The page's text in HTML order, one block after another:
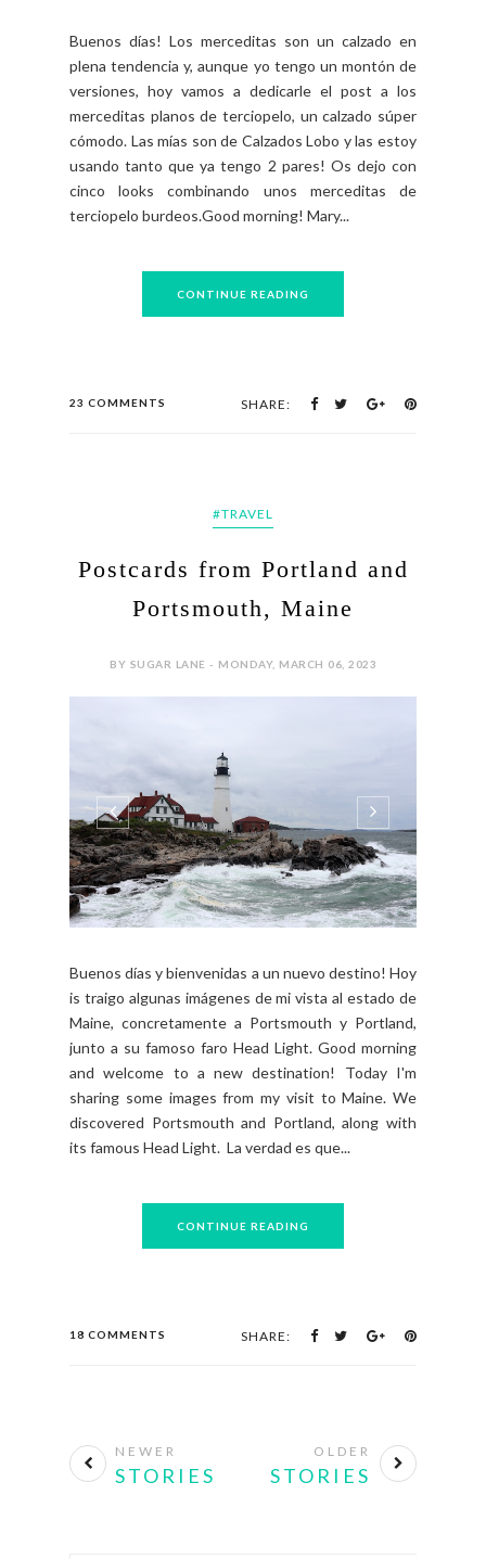
Buenos días! Los merceditas son un calzado en
plena tendencia y, aunque yo tengo un montón de
versiones, hoy vamos a dedicarle el post a los
merceditas planos de terciopelo, un calzado súper
cómodo. Las mías son de Calzados Lobo y las estoy
usando tanto que ya tengo 2 pares! Os dejo con
cinco looks combinando unos merceditas de
terciopelo burdeos.Good morning! Mary...
CONTINUE READING
23 COMMENTS SHARE:
#TRAVEL
Postcards from Portland and
Portsmouth, Maine
BY SUGAR LANE - MONDAY, MARCH 06, 2023
Buenos días y bienvenidas a un nuevo destino! Hoy
is traigo algunas imágenes de mi vista al estado de
Maine, concretamente a Portsmouth y Portland,
junto a su famoso faro Head Light. Good morning
and welcome to a new destination! Today I'm
sharing some images from my visit to Maine. We
discovered Portsmouth and Portland, along with
its famous Head Light. La verdad es que...
CONTINUE READING
18 COMMENTS SHARE:
NEWER
STORIES
OLDER
STORIES